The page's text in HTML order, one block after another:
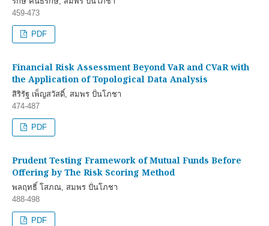
459-473
PDF
Financial Risk Assessment Beyond VaR and CVaR with
the Application of Topological Data Analysis
สิริรัฐ เพ็ญสวัสดิ์, สมพร ปั่นโภชา
474-487
PDF
Prudent Testing Framework of Mutual Funds Before
Offering by The Risk Scoring Method
พลฤทธิ์ โสภณ, สมพร ปั่นโภชา
488-498
PDF